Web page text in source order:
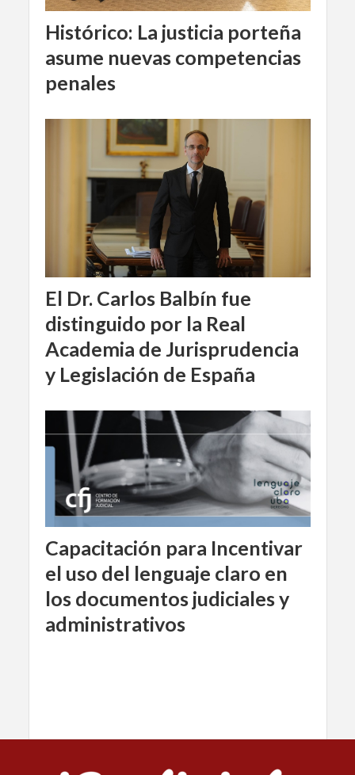
Histórico: La justicia porteña
asume nuevas competencias
penales
El Dr. Carlos Balbín fue
distinguido por la Real
Academia de Jurisprudencia
y Legislación de España
Capacitación para Incentivar
el uso del lenguaje claro en
los documentos judiciales y
administrativos